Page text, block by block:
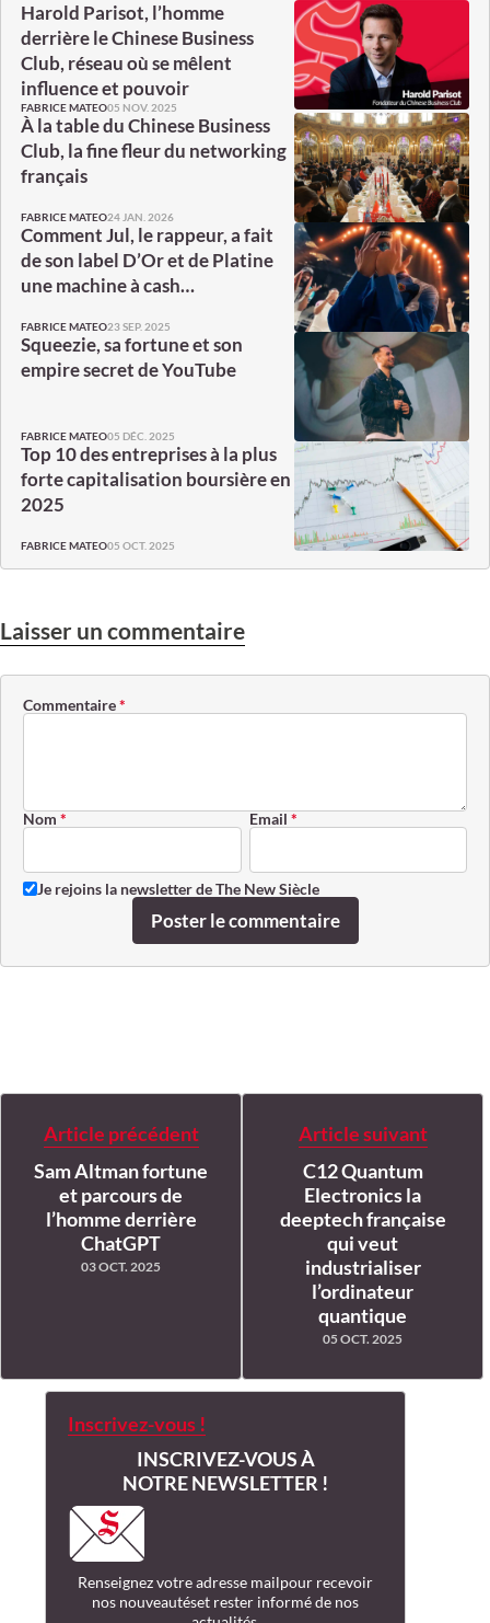
Harold Parisot, l’homme
derrière le Chinese Business
Club, réseau où se mêlent
influence et pouvoir
FABRICE MATEO05 NOV. 2025
À la table du Chinese Business
Club, la fine fleur du networking
français
FABRICE MATEO24 JAN. 2026
Comment Jul, le rappeur, a fait
de son label D’Or et de Platine
une machine à cash…
FABRICE MATEO23 SEP. 2025
Squeezie, sa fortune et son
empire secret de YouTube
FABRICE MATEO05 DÉC. 2025
Top 10 des entreprises à la plus
forte capitalisation boursière en
2025
FABRICE MATEO05 OCT. 2025
Laisser un commentaire
Commentaire*
Nom * Email *
Je rejoins la newsletter de The New Siècle
Poster le commentaire
Article précédent
Sam Altman fortune
et parcours de
l’homme derrière
ChatGPT
03 OCT. 2025
Article suivant
C12 Quantum
Electronics la
deeptech française
qui veut
industrialiser
l’ordinateur
quantique
05 OCT. 2025
Inscrivez-vous !
INSCRIVEZ-VOUS À
NOTRE NEWSLETTER !
Renseignez votre adresse mailpour recevoir
nos nouveautéset rester informé de nos